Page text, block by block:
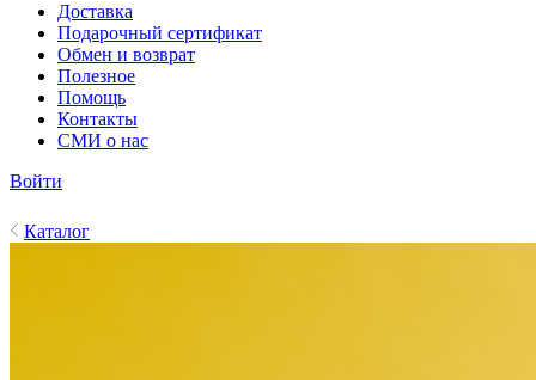
Доставка
Подарочный сертификат
Обмен и возврат
Полезное
Помощь
Контакты
СМИ о нас
Войти
Каталог